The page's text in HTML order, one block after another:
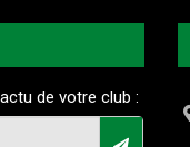
de votre club :